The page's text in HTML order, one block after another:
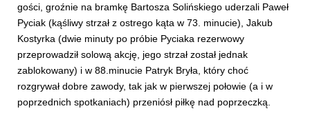
gości, groźnie na bramkę Bartosza Solińskiego uderzali Paweł
Pyciak (kąśliwy strzał z ostrego kąta w 73. minucie), Jakub
Kostyrka (dwie minuty po próbie Pyciaka rezerwowy
przeprowadził solową akcję, jego strzał został jednak
zablokowany) i w 88.minucie Patryk Bryła, który choć
rozgrywał dobre zawody, tak jak w pierwszej połowie (a i w
poprzednich spotkaniach) przeniósł piłkę nad poprzeczką.